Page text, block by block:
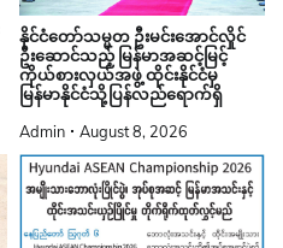
နိုင်ငံတော်သမ္မတ ဦးမင်းအောင်လှိုင်
ဦးဆောင်သည့် မြန်မာအဆင့်မြင့်
ကိုယ်စားလှယ်အဖွဲ့ ထိုင်းနိုင်ငံမှ
မြန်မာနိုင်ငံသို့ပြန်လည်ရောက်ရှိ
Admin August 8, 2026